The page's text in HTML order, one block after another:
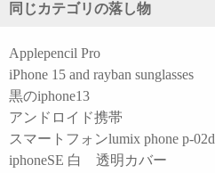
同じカテゴリの落し物
Applepencil Pro
iPhone 15 and rayban sunglasses
黒のiphone13
アンドロイド携帯
スマートフォンlumix phone p-02d
iphoneSE 白 透明カバー